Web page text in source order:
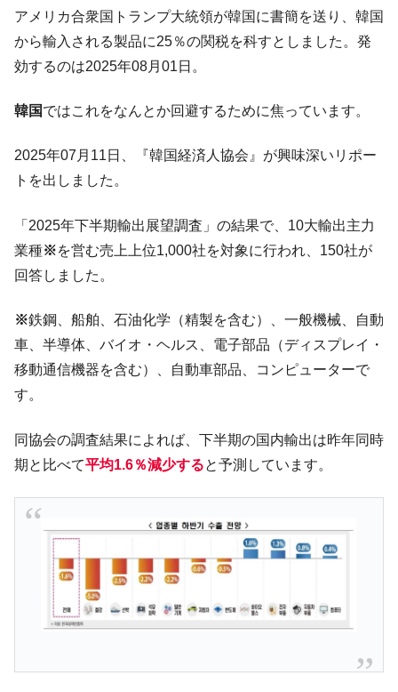
韓国･李在明さっそく不動産対策で浅薄な発
言。
だ。
『Money1』
『韓国銀行』が「金の保有量を増やしま
す」⇒「金を経由するドル入手」手段ではないのか？
『Money1』
韓国･外為取引量「1日当たり1,214.4億ド
ル」まで拡大 ⇒ 海外資金の動きに強く左右される状態
い「50.5％」に上昇
『Money1』
韓国大統領府ボンクラ政策室長が告発され
た ⇒ 国家が行った恐るべき株価操作であり、空前の国政壟
『Money1』
韓国･警察職員が「丸刈りになって抗議活
動」
『Money1』
中国だけが鉄鋼輸出を異常増加させる ⇒ 中
国の過剰生産が世界を蝕む。
種は全般的「不調」⇒ PSIが示す現況は決して良くない。
『Money1』
【米韓激突案件】韓国消費者院が『クーパ
『Money1』
『Money1』
韓国型イージス搭載の次世代駆逐艦
「KDDX」1番艦、2032年竣工と公示
『Money1』
に韓国がいっちょがみしたのでは。
は韓国で『BYD』車は売れている。6カ月で対前年同期比
アメリカ合衆国トランプ大統領が韓国に書簡を送り、韓国
から輸入される製品に25％の関税を科すとしました。発
効するのは2025年08月01日。
韓国ではこれをなんとか回避するために焦っています。
2025年07月11日、『韓国経済人協会』が興味深いリポー
トを出しました。
「2025年下半期輸出展望調査」の結果で、10大輸出主力
業種※を営む売上上位1,000社を対象に行われ、150社が
回答しました。
※鉄鋼、船舶、石油化学（精製を含む）、一般機械、自動
車、半導体、バイオ・ヘルス、電子部品（ディスプレイ・
移動通信機器を含む）、自動車部品、コンピューターで
す。
同協会の調査結果によれば、下半期の国内輸出は昨年同時
期と比べて平均1.6％減少すると予測しています。